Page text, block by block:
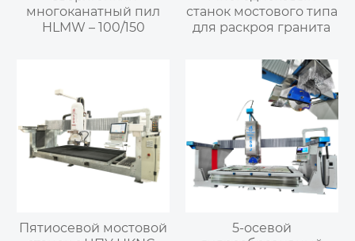
многоканатный пил
HLMW – 100/150
станок мостового типа
для раскроя гранита
Пятиосевой мостовой
5-осевой